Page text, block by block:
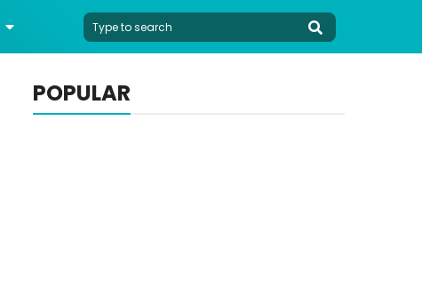
POPULAR